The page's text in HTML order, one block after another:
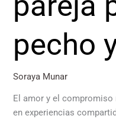
pecho
Soraya Munar
El amor y el
en experiencias